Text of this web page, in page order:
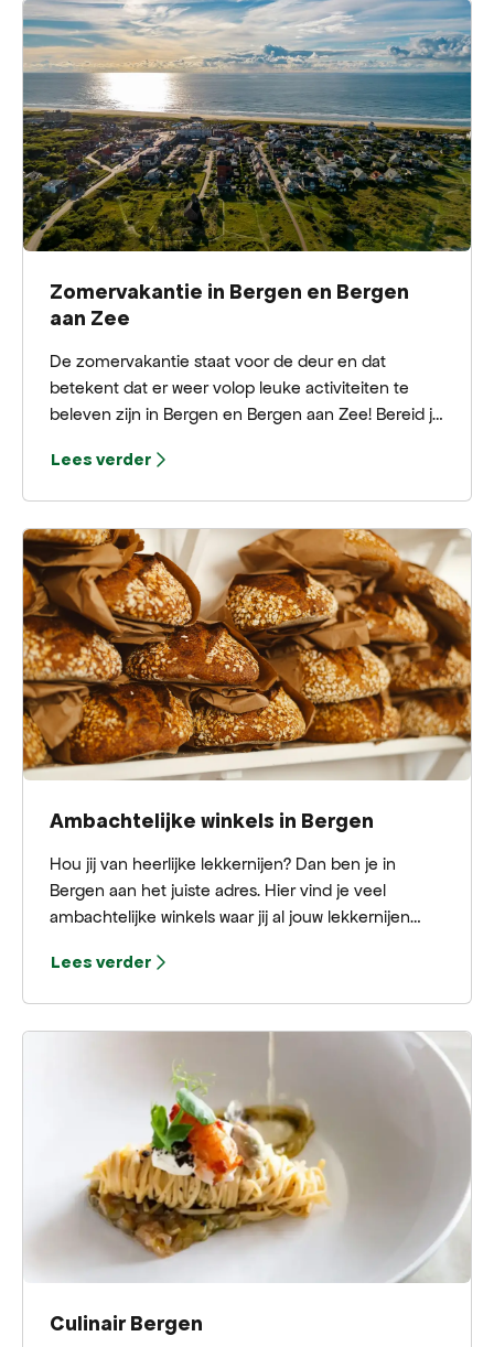
Zomervakantie in Bergen en Bergen
aan Zee
De zomervakantie staat voor de deur en dat
betekent dat er weer volop leuke activiteiten te
beleven zijn in Bergen en Bergen aan Zee! Bereid je
in het prachtige Bergen.
Lees verder
Ambachtelijke winkels in Bergen
Hou jij van heerlijke lekkernijen? Dan ben je in
Bergen aan het juiste adres. Hier vind je veel
ambachtelijke winkels waar jij al jouw lekkernijen
borrel of diner. Hieronder hebben wij een aantal
Lees verder
Culinair Bergen